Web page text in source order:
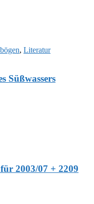
, Literatur
Süßwassers
2003/07 + 2209